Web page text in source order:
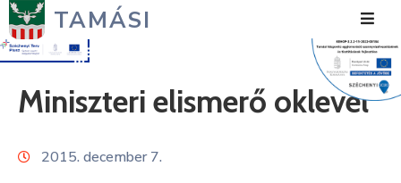
TAMÁSI
Önkormányzat
Miniszteri elismerő oklevél
2015. december 7.